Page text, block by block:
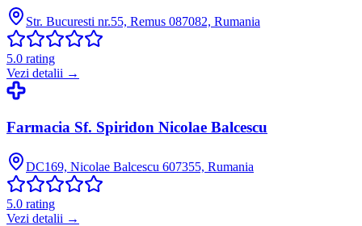
Str. Bucuresti nr.55, Remus 087082, Rumania
5.0 rating
Vezi detalii →
Farmacia Sf. Spiridon Nicolae Balcescu
DC169, Nicolae Balcescu 607355, Rumania
5.0 rating
Vezi detalii →